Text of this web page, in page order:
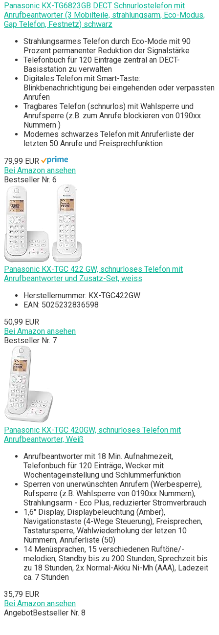
Panasonic KX-TG6823GB DECT Schnurlostelefon mit
Anrufbeantworter (3 Mobilteile, strahlungsarm, Eco-Modus,
Gap Telefon, Festnetz) schwarz
Strahlungsarmes Telefon durch Eco-Mode mit 90
Prozent permanenter Reduktion der Signalstärke
Telefonbuch für 120 Einträge zentral an DECT-
Basisstation zu verwalten
Digitales Telefon mit Smart-Taste:
Blinkbenachrichtigung bei eingehenden oder verpassten
Anrufen
Tragbares Telefon (schnurlos) mit Wahlsperre und
Anrufsperre (z.B. zum Anrufe blockieren von 0190xx
Nummern )
Modernes schwarzes Telefon mit Anruferliste der
letzten 50 Anrufe und Freisprechfunktion
79,99 EUR
Bei Amazon ansehen
Bestseller Nr. 6
Panasonic KX-TGC 422 GW, schnurloses Telefon mit
Anrufbeantworter und Zusatz-Set, weiss
Herstellernummer: KX-TGC422GW
EAN: 5025232836598
50,99 EUR
Bei Amazon ansehen
Bestseller Nr. 7
Panasonic KX-TGC 420GW, schnurloses Telefon mit
Anrufbeantworter, Weiß
Anrufbeantworter mit 18 Min. Aufnahmezeit,
Telefonbuch für 120 Einträge, Wecker mit
Wochentageinstellung und Schlummerfunktion
Sperren von unerwünschten Anrufern (Werbesperre),
Rufsperre (z.B. Wahlsperre von 0190xx Nummern),
Strahlungsarm - Eco Plus, reduzierter Stromverbrauch
1,6" Display, Displaybeleuchtung (Amber),
Navigationstaste (4-Wege Steuerung), Freisprechen,
Tastatursperre, Wahlwiederholung der letzen 10
Nummern, Anruferliste (50)
14 Menüsprachen, 15 verschiedenen Ruftöne/-
melodien, Standby bis zu 200 Stunden, Sprechzeit bis
zu 18 Stunden, 2x Normal-Akku Ni-Mh (AAA), Ladezeit
ca. 7 Stunden
35,79 EUR
Bei Amazon ansehen
AngebotBestseller Nr. 8